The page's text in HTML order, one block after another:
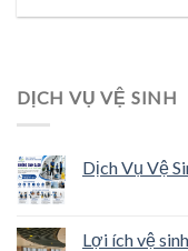
DỊCH VỤ VỆ SINH
Dịch Vụ Vệ
Lợi ích vệ